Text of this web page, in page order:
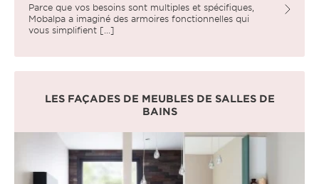
Parce que vos besoins sont multiples et spécifiques,
Mobalpa a imaginé des armoires fonctionnelles qui
vous simplifient [...]
LES FAÇADES DE MEUBLES DE SALLES DE
BAINS